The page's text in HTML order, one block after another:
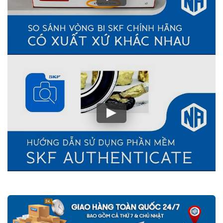
500 lần giá trị đơn hàngnếu Khách hàng phát hiện ra hàng giả,
hàng nhái SKF từ hệ thống của NGOCANH.COM
Vòng bi bạc đạn SKF do NGOCANH.COM phân phối đều được
do SKF Việt Nam xác nhận. Nên khách hàng hoàn toàn yên tâm
về chất lượng và nguồn gốc sản phẩm SKF chính hãng.